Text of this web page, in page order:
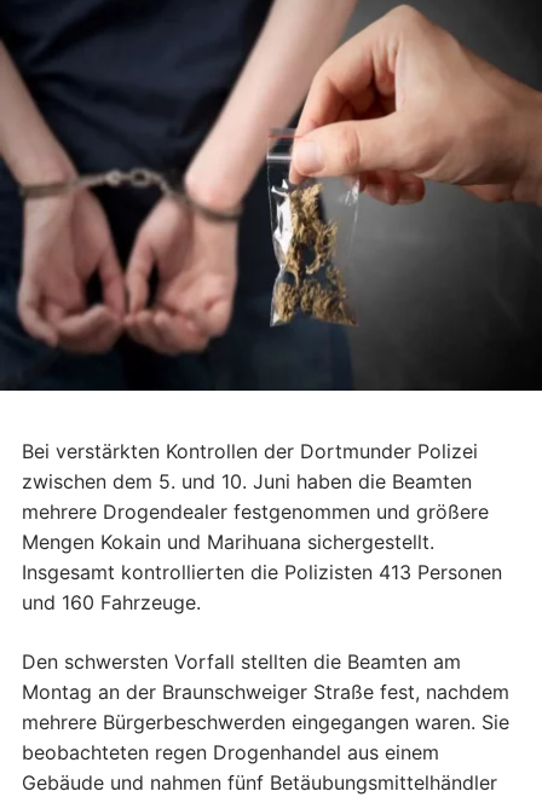
Bei verstärkten Kontrollen der Dortmunder Polizei
zwischen dem 5. und 10. Juni haben die Beamten
mehrere Drogendealer festgenommen und größere
Mengen Kokain und Marihuana sichergestellt.
Insgesamt kontrollierten die Polizisten 413 Personen
und 160 Fahrzeuge.
Den schwersten Vorfall stellten die Beamten am
Montag an der Braunschweiger Straße fest, nachdem
mehrere Bürgerbeschwerden eingegangen waren. Sie
beobachteten regen Drogenhandel aus einem
Gebäude und nahmen fünf Betäubungsmittelhändler